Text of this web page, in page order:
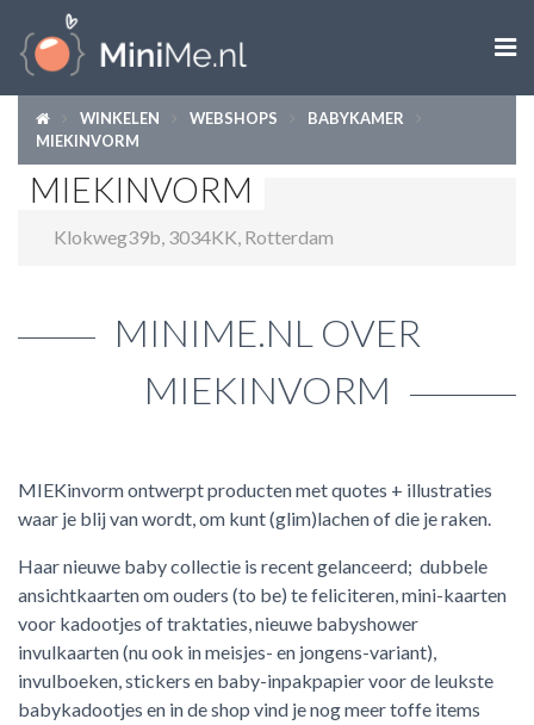

ZWANGER WORDEN
ZWANGER
BABY
SHOPS
ACTIES & KORTING
WINKELEN WEBSHOPS
BABYKAMER
MIEKINVORM
MIEKINVORM
Klokweg39b, 3034KK, Rotterdam
MINIME.NL OVER
MIEKINVORM
MIEKinvorm ontwerpt producten met quotes + illustraties
waar je blij van wordt, om kunt (glim)lachen of die je raken.
Haar nieuwe baby collectie is recent gelanceerd; dubbele
ansichtkaarten om ouders (to be) te feliciteren, mini-kaarten
voor kadootjes of traktaties, nieuwe babyshower
invulkaarten (nu ook in meisjes- en jongens-variant),
invulboeken, stickers en baby-inpakpapier voor de leukste
babykadootjes en in de shop vind je nog meer toffe items